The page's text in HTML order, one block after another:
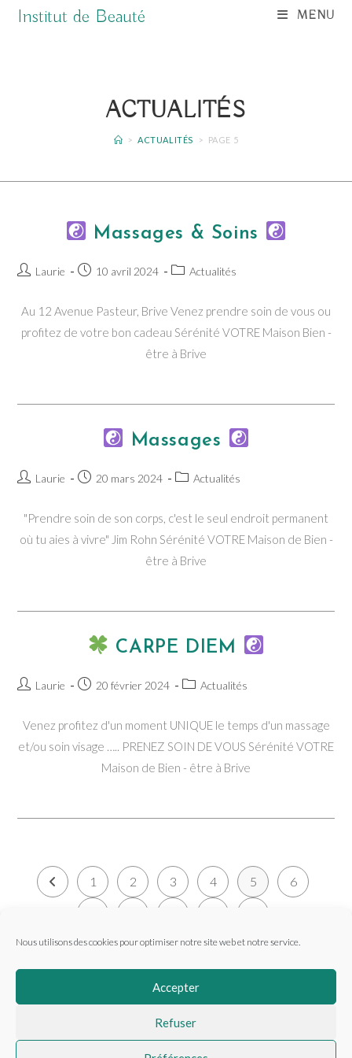
Nous utilisons des cookies pour optimiser notre site web et notre service.
Accepter
Refuser
SkipInstitut de Beauté MENU
ACTUALITÉS
> ACTUALITÉS > PAGE 5
Massages & Soins
Auteur/autrice
publication :
Laurie
Publication
10 avril 2024
PostActualités
Au 12 Avenue Pasteur, Brive Venez prendre soin de vous ou
profitez de votre bon cadeau Sérénité VOTRE Maison Bien -
être à Brive
Massages
Auteur/autrice
publication :
Laurie
Publication
20 mars 2024
PostActualités
"Prendre soin de son corps, c'est le seul endroit permanent
où tu aies à vivre" Jim Rohn Sérénité VOTRE Maison de Bien -
être à Brive
CARPE DIEM
Auteur/autrice
publication :
Laurie
Publication
20 février 2024
PostActualités
Venez profitez d'un moment UNIQUE le temps d'un massage
et/ou soin visage ….. PRENEZ SOIN DE VOUS Sérénité VOTRE
Maison de Bien - être à Brive
Go to the previous page
1 2 3 4 5 6
MENTIONS LÉGALES
CONDITIONS GÉNÉRALES